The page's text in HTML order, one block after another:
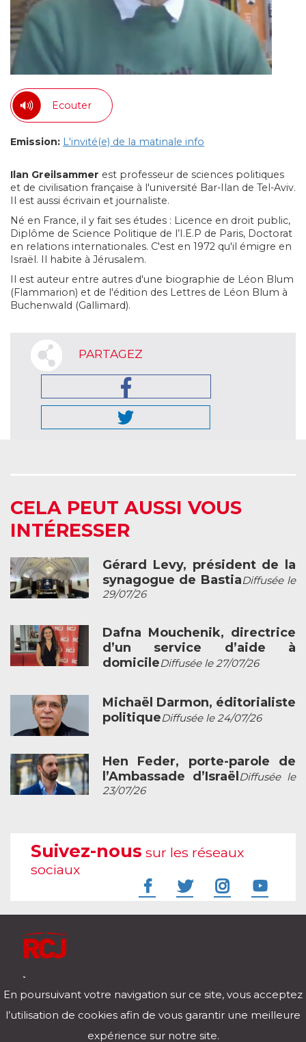
Ecouter
Emission: L'invité(e) de la matinale info
Ilan Greilsammer est professeur de sciences politiques
et de civilisation française à l'université Bar-Ilan de Tel-Aviv.
Il est aussi écrivain et journaliste.
Né en France, il y fait ses études : Licence en droit public,
Diplôme de Science Politique de l’I.E.P de Paris, Doctorat
en relations internationales. C'est en 1972 qu'il émigre en
Israël. Il habite à Jérusalem.
Il est auteur entre autres d'une biographie de Léon Blum
(Flammarion) et de l'édition des Lettres de Léon Blum à
Buchenwald (Gallimard).
PARTAGEZ
CELA PEUT AUSSI VOUS
INTÉRESSER
Gérard Levy, président de la
synagogue de BastiaDiffusée le
29/07/26
Dafna Mouchenik, directrice
d’un service d’aide à
domicileDiffusée le 27/07/26
Michaël Darmon, éditorialiste
politiqueDiffusée le 24/07/26
Hen Feder, porte-parole de
l’Ambassade d’Israël Diffusée le
23/07/26
Suivez-nous sur les réseaux
sociaux
Télécharger notre application pour iOs et Android
En poursuivant votre navigation sur ce site, vous acceptez
l’utilisation de cookies afin de vous garantir une meilleure
expérience sur notre site.